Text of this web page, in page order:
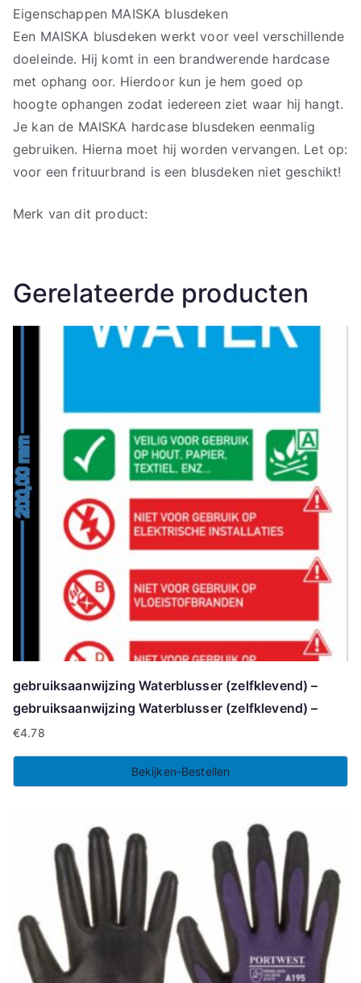
Eigenschappen MAISKA blusdeken
Een MAISKA blusdeken werkt voor veel verschillende
doeleinde. Hij komt in een brandwerende hardcase
met ophang oor. Hierdoor kun je hem goed op
hoogte ophangen zodat iedereen ziet waar hij hangt.
Je kan de MAISKA hardcase blusdeken eenmalig
gebruiken. Hierna moet hij worden vervangen. Let op:
voor een frituurbrand is een blusdeken niet geschikt!
Merk van dit product:
Gerelateerde producten
gebruiksaanwijzing Waterblusser (zelfklevend) –
gebruiksaanwijzing Waterblusser (zelfklevend) –
€4.78
Bekijken-Bestellen